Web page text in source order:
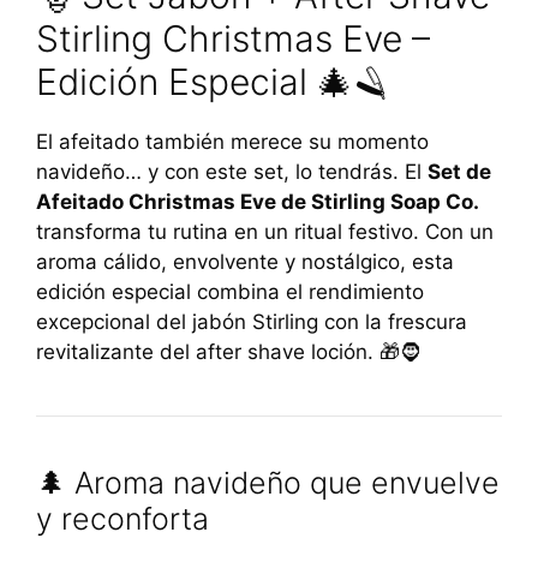
Stirling Christmas Eve –
Edición Especial 🎄🪒
El afeitado también merece su momento
navideño… y con este set, lo tendrás. El Set de
Afeitado Christmas Eve de Stirling Soap Co.
transforma tu rutina en un ritual festivo. Con un
aroma cálido, envolvente y nostálgico, esta
edición especial combina el rendimiento
excepcional del jabón Stirling con la frescura
revitalizante del after shave loción. 🎁🧔
🌲 Aroma navideño que envuelve
y reconforta